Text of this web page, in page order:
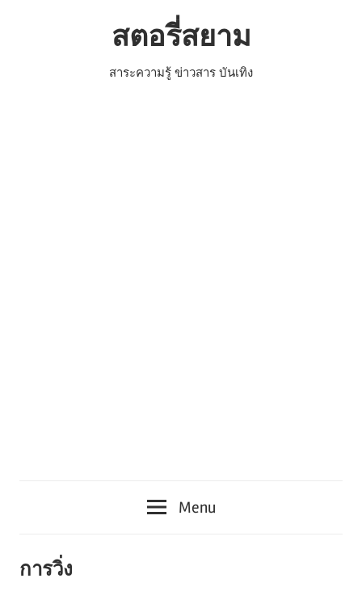
สตอรี่สยาม
สาระความรู้ ข่าวสาร บันเทิง
Menu
การวิ่ง